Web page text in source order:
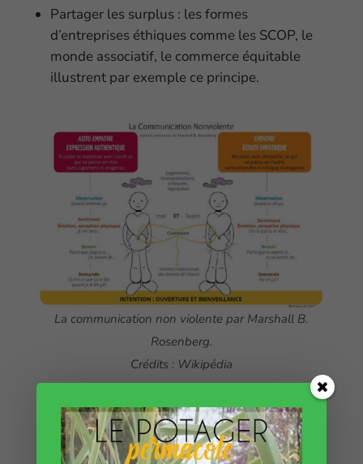
Partager les surplus : les formes
d’entreprises éthiques comme les SCOP, le
monde associatif, le commerce équitable
illustrent par exemple ce principe.
La communication non violente par Marshall B.
Rosenberg.
Crédits : Wikipédia
Si l’envie vous prend d’aller plus loin les deux